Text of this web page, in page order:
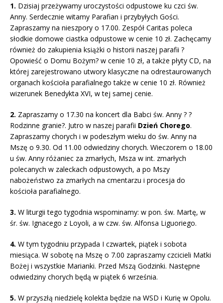
1. Dzisiaj przeżywamy uroczystości odpustowe ku czci św.
Anny. Serdecznie witamy Parafian i przybyłych Gości.
Zapraszamy na nieszpory o 17.00. Zespół Caritas poleca
słodkie domowe ciastka odpustowe w cenie 10 zł. Zachęcamy
również do zakupienia książki o historii naszej parafii ?
Opowieść o Domu Bożym? w cenie 10 zł, a także płyty CD, na
której zarejestrowano utwory klasyczne na odrestaurowanych
organach kościoła parafialnego także w cenie 10 zł. Również
wizerunek Benedykta XVI, w tej samej cenie.
2. Zapraszamy o 17.30 na koncert dla Babci św. Anny ? ?
Rodzinne granie?. Jutro w naszej parafii Dzień Chorego.
Zapraszamy chorych i w podeszłym wieku do św. Anny na
Mszę o 9.30. Od 11.00 odwiedziny chorych. Wieczorem o 18.00
u św. Anny różaniec za zmarłych, Msza w int. zmarłych
polecanych w zaleckach odpustowych, a po Mszy
nabożeństwo za zmarłych na cmentarzu i procesja do
kościoła parafialnego.
3. W liturgii tego tygodnia wspominamy: w pon. św. Martę, w
śr. św. Ignacego z Loyoli, a w czw. św. Alfonsa Liguoriego.
4. W tym tygodniu przypada I czwartek, piątek i sobota
miesiąca. W sobotę na Mszę o 7.00 zapraszamy czcicieli Matki
Bożej i wszystkie Marianki. Przed Mszą Godzinki. Następne
odwiedziny chorych będą w piątek 6 września.
5. W przyszłą niedzielę kolekta będzie na WSD i Kurię w Opolu.